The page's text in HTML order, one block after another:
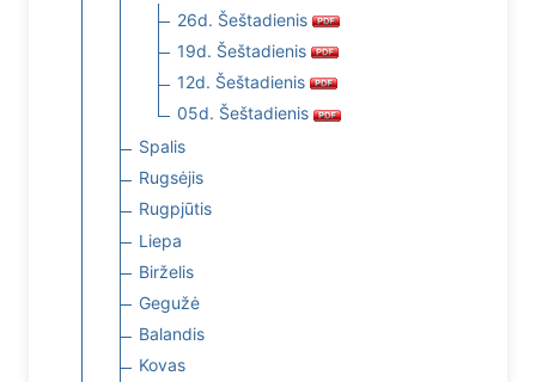
26d. Šeštadienis
19d. Šeštadienis
12d. Šeštadienis
05d. Šeštadienis
Spalis
Rugsėjis
Rugpjūtis
Liepa
Birželis
Gegužė
Balandis
Kovas